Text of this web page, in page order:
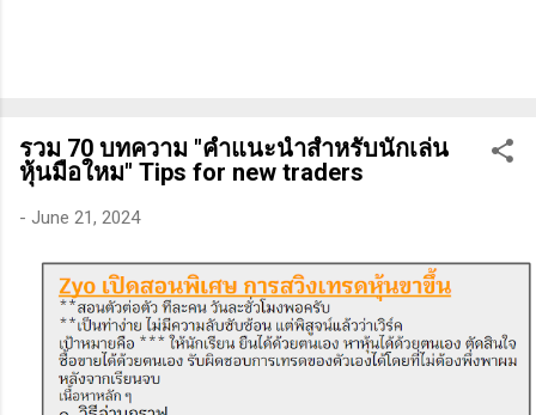
ในอนาคต การลงรายละเอียดในการวิเคราะห์นี้จะช่วยให้คุณ
สามารถเข้าใจตลาดและรู้จักจังหวะที่เหมาะสมในการเข้าเทรด . -
วิธีการที่พิสูจน์แล้วว่าทำเงินได้จริงและทำซ้ำได้ตลอด (Method):
การมีระบบหรือกลยุทธ์ที่ชัดเจนในการเทรดเป็นสิ่งสำคัญ เพราะจะ
ใช้ได้เมื่อตลาดมีการเปลี่ยนแปลง . - ความอดทน (Patience): การ
รอคอยและไม่รีบร้อนถือเป็นคุณสมบัติที่สำคัญในนักเทรด ความ
อดทนช่วยให้คุณสามารถทนต่อความผันผวนของตลาดและรอคอย
จังหวะที่ดี...
รวม 70 บทความ "คำแนะนำสำหรับนักเล่น
หุ้นมือใหม" Tips for new traders
- June 21, 2024